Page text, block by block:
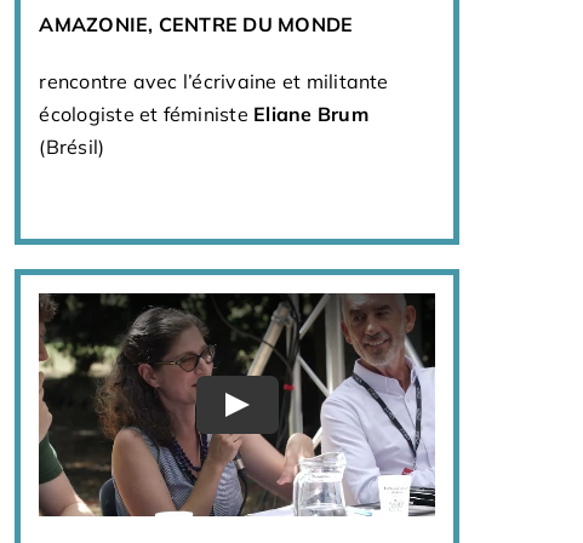
AMAZONIE, CENTRE DU MONDE
rencontre avec l’écrivaine et militante
écologiste et féministe Eliane Brum
(Brésil)